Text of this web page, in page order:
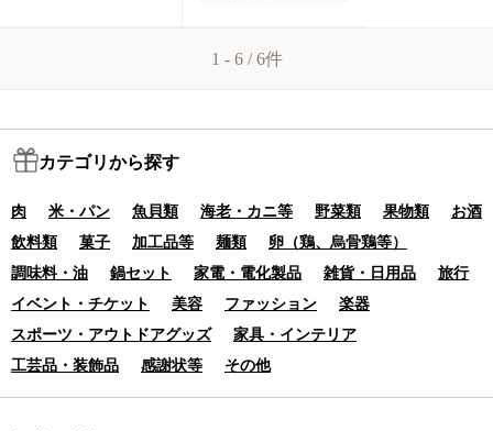
ベル 宿泊 旅行券 温
旅館 クーポン JTB ト
ラベルクーポン トラ
北陸復興 北陸支援宿
泊券 宿泊 旅行券 温
旅館 クーポン JTB ト
ラベルクーポン トラ
泉
1 - 6 / 6件
カテゴリから探す
肉 米・パン 魚貝類 海老・カニ等 野菜類 果物類
お酒
飲料類
菓子 加工品等 麺類
卵（鶏、烏骨鶏等）
調味料・油
鍋セット 家電・電化製品 雑貨・日用品
旅行
イベント・チケット
美容 ファッション
楽器
スポーツ・アウトドアグッズ
家具・インテリア
工芸品・装飾品
感謝状等 その他